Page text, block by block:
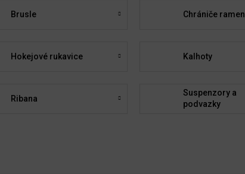
Brusle Chrániče ramen
Hokejové rukavice Kalhoty
Ribana
Suspenzory a
podvazky